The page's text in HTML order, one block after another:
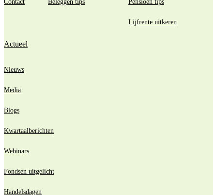
Contact Beleggen tips Pensioen tips
Lijfrente uitkeren
Actueel
Nieuws
Media
Blogs
Kwartaalberichten
Webinars
Fondsen uitgelicht
Handelsdagen